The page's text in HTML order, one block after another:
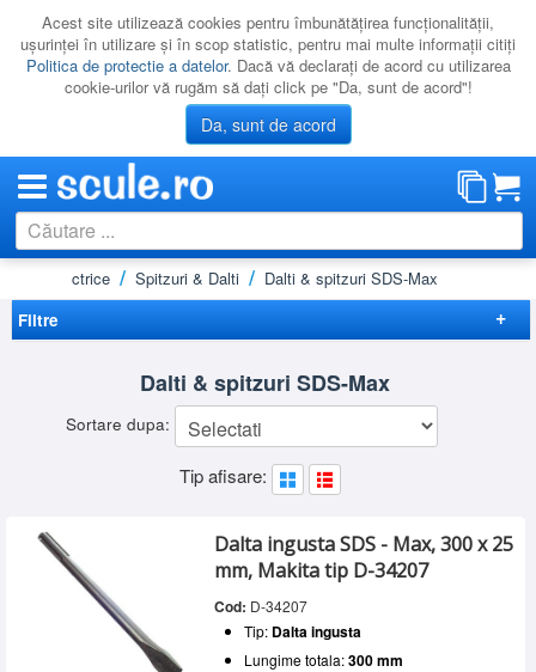
Acest site utilizează cookies pentru îmbunătăţirea funcţionalităţii,
uşurinţei în utilizare şi în scop statistic, pentru mai multe informaţii citiţi
Politica de protectie a datelor. Dacă vă declaraţi de acord cu utilizarea
cookie-urilor vă rugăm să daţi click pe "Da, sunt de acord"!
Da, sunt de acord
CATEGORII
PROMOTII
LICHIDARE
SERVICE
INCHIRIERI
scule electrice Spitzuri & Dalti
Dalti & spitzuri SDS-Max
Filtre
Disponibilitate
BOSCH
DEWALT
MAKITA
MILWAUKEE
Dalta canale
Dalta ingusta
Dalta lata
Lungime totala
Sub 300 mm
300 - 500 mm
Peste 500 mm(5)
Latime tais dalta
25 - 40 mm(10)
Dalti & spitzuri SDS-Max
Sortare dupa:
Tip afisare:
Dalta ingusta SDS - Max, 300 x 25
mm, Makita tip D-34207
Cod: D-34207
Tip: Dalta ingusta
Lungime totala:300 mm